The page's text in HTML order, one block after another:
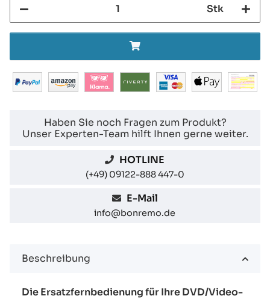
Stk
Haben Sie noch Fragen zum Produkt?
Unser Experten-Team hilft Ihnen gerne weiter.
HOTLINE
(+49) 09122-888 447-0
E-Mail
info@bonremo.de
Beschreibung
Die Ersatzfernbedienung für Ihre DVD/Video-